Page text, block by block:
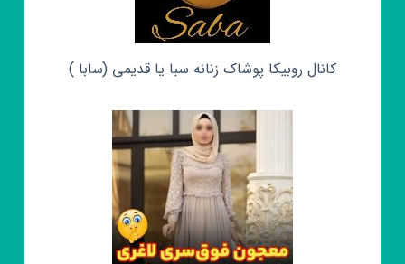
کانال روبیکا پوشاک زنانه سبا یا قدیمی (سابا )